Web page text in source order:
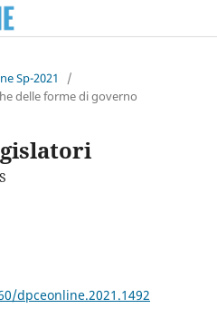
Sp-2021
/
delle forme di governo
dpceonline.2021.1492